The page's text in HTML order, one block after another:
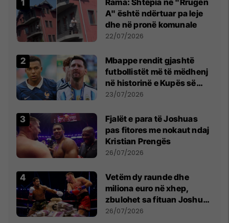
A" është ndërtuar pa leje
dhe në pronë komunale
22/07/2026
Mbappe rendit gjashtë
futbollistët më të mëdhenj
në historinë e Kupës së
Botës, Messi mbetet i dyti
23/07/2026
Fjalët e para të Joshuas
pas fitores me nokaut ndaj
Kristian Prengës
26/07/2026
Vetëm dy raunde dhe
miliona euro në xhep,
zbulohet sa fituan Joshua
e Prenga
26/07/2026